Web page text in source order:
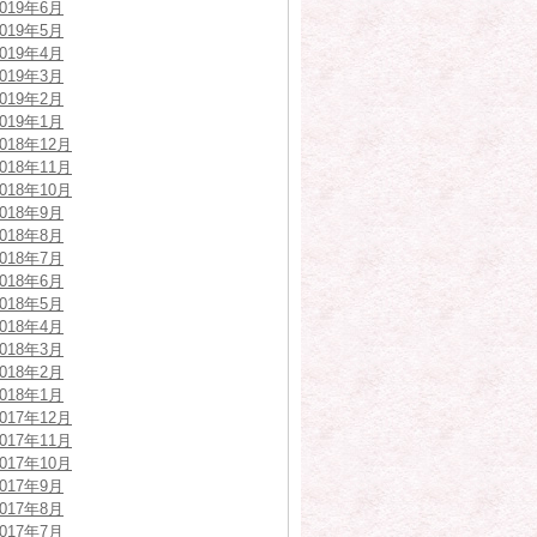
年6月
年5月
年4月
年3月
年2月
年1月
年12月
年11月
年10月
年9月
年8月
年7月
年6月
年5月
年4月
年3月
年2月
年1月
年12月
年11月
年10月
年9月
年8月
年7月